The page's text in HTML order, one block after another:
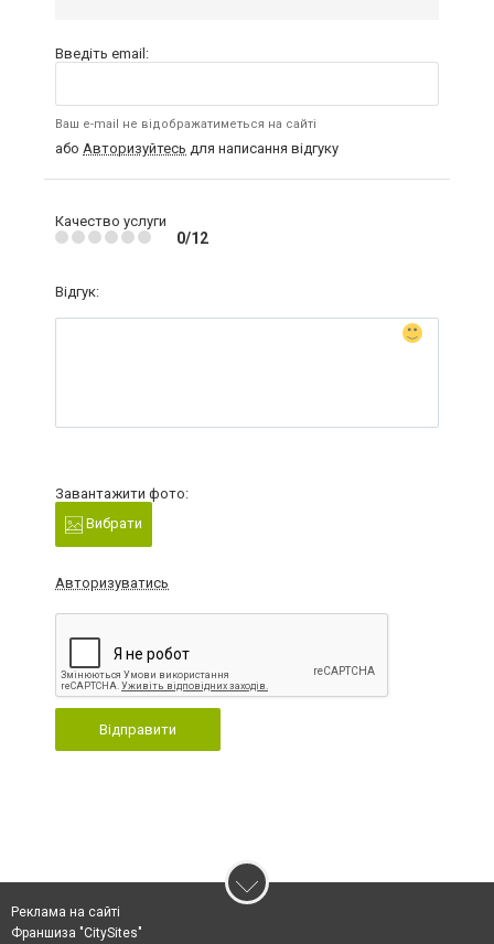
Введіть email:
Ваш e-mail не відображатиметься на сайті
або Авторизуйтесь для написання відгуку
Качество услуги
0/12
Відгук:
Завантажити фото:
Вибрати
Авторизуватись
Відправити
Реклама на сайті
Франшиза "CitySites"